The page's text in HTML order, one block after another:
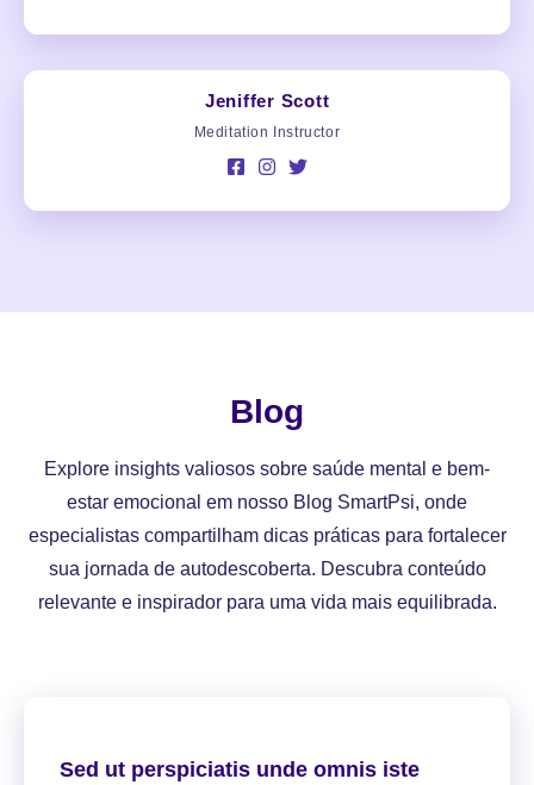
Jeniffer Scott
Meditation Instructor
Blog
Explore insights valiosos sobre saúde mental e bem-
estar emocional em nosso Blog SmartPsi, onde
especialistas compartilham dicas práticas para fortalecer
sua jornada de autodescoberta. Descubra conteúdo
relevante e inspirador para uma vida mais equilibrada.
Sed ut perspiciatis unde omnis iste